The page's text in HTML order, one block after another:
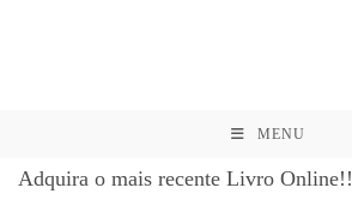
MENU
Adquira o mais recente Livro Online!!